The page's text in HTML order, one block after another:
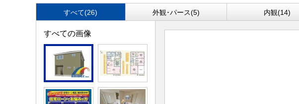
すべて(26) 外観･パース(5) 内観(14)
すべての画像